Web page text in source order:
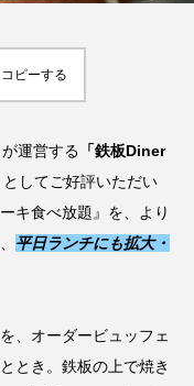
ピーする
運営する 「鉄板Diner
してご好評いただい
キ食べ放題』を、より
平日ランチにも拡大・
、オーダービュッフェ
とき。鉄板の上で焼き